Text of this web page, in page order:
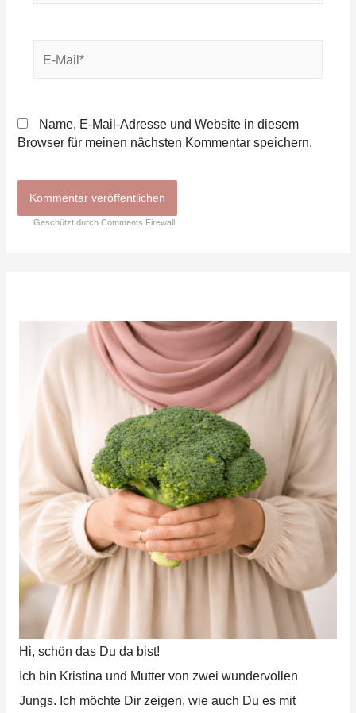
Mail*
Name, E-Mail-Adresse und Website in diesem
Browser für meinen nächsten Kommentar speichern.
Geschützt durch Comments Firewall
Hi, schön das Du da bist!
Ich bin Kristina und Mutter von zwei wundervollen
Jungs. Ich möchte Dir zeigen, wie auch Du es mit